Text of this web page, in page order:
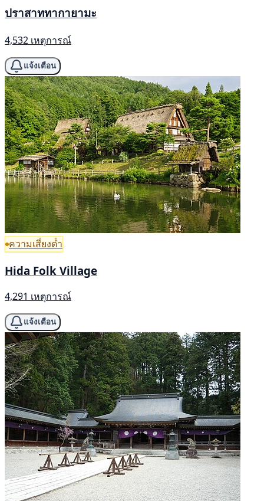
ปราสาททากายามะ
4,532 เหตุการณ์
แจ้งเตือน
ความเสี่ยงต่ำ
Hida Folk Village
4,291 เหตุการณ์
แจ้งเตือน